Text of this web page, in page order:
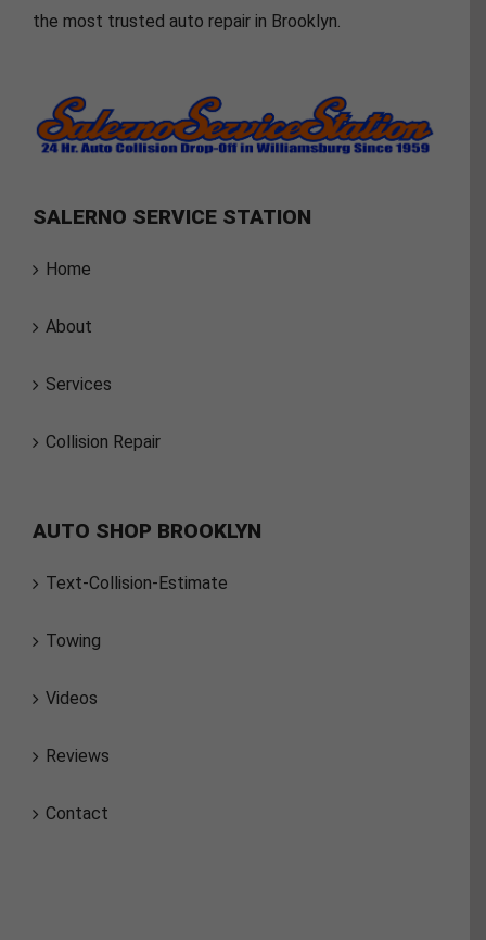
the most trusted auto repair in Brooklyn.
SALERNO SERVICE STATION
Home
About
Services
Collision Repair
AUTO SHOP BROOKLYN
Text-Collision-Estimate
Towing
Videos
Reviews
Contact